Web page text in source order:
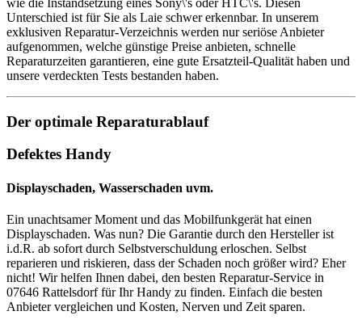
Unterschied ist für Sie als Laie schwer erkennbar. In unserem
exklusiven Reparatur-Verzeichnis werden nur seriöse Anbieter
aufgenommen, welche günstige Preise anbieten, schnelle
Reparaturzeiten garantieren, eine gute Ersatzteil-Qualität haben und
unsere verdeckten Tests bestanden haben.
Der optimale Reparaturablauf
Defektes Handy
Displayschaden, Wasserschaden uvm.
Ein unachtsamer Moment und das Mobilfunkgerät hat einen
Displayschaden. Was nun? Die Garantie durch den Hersteller ist
i.d.R. ab sofort durch Selbstverschuldung erloschen. Selbst
reparieren und riskieren, dass der Schaden noch größer wird? Eher
nicht! Wir helfen Ihnen dabei, den besten Reparatur-Service in
07646 Rattelsdorf für Ihr Handy zu finden. Einfach die besten
Anbieter vergleichen und Kosten, Nerven und Zeit sparen.